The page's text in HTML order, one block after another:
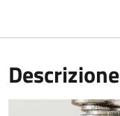
Descrizione